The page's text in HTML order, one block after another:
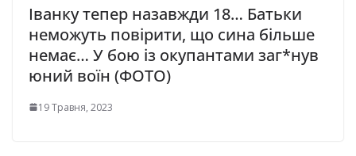
Іванку тепер назавжди 18… Батьки
неможуть повірити, що сина більше
немає… У бою із окупантами заг*нув
юний воїн (ФОТО)
19 Травня, 2023